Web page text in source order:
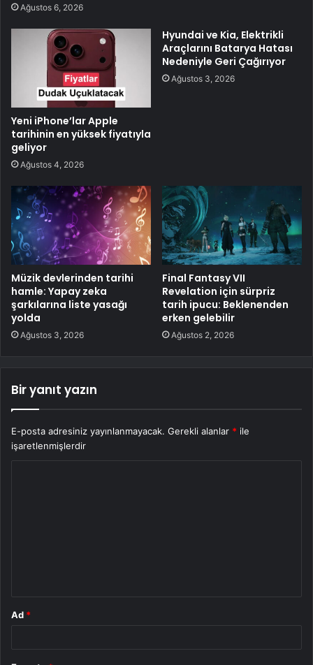
Ağustos 6, 2026
Yeni iPhone’lar Apple
tarihinin en yüksek fiyatıyla
geliyor
Ağustos 4, 2026
Hyundai ve Kia, Elektrikli
Araçlarını Batarya Hatası
Nedeniyle Geri Çağırıyor
Ağustos 3, 2026
Müzik devlerinden tarihi
hamle: Yapay zeka
şarkılarına liste yasağı
yolda
Ağustos 3, 2026
Final Fantasy VII
Revelation için sürpriz
tarih ipucu: Beklenenden
erken gelebilir
Ağustos 2, 2026
Bir yanıt yazın
E-posta adresiniz yayınlanmayacak. Gerekli alanlar * ile
işaretlenmişlerdir
Ad *